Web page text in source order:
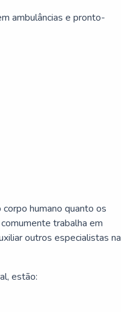
ambulâncias e pronto-
humano quanto os
trabalha em
outros especialistas na
estão: